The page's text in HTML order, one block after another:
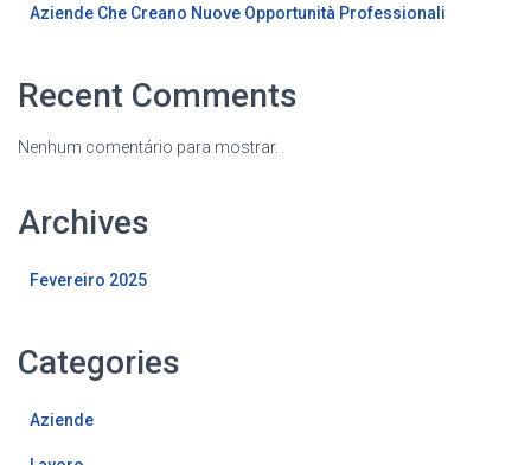
Aziende Che Creano Nuove Opportunità Professionali
Recent Comments
Nenhum comentário para mostrar.
Archives
Fevereiro 2025
Categories
Aziende